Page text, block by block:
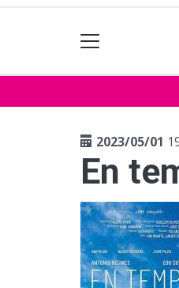
2023/05/01
En